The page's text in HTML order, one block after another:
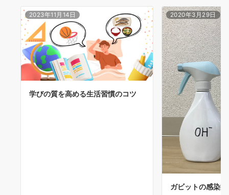
2023年11月14日
学びの質を高める生活習慣のコツ
2020年3月29日
ガビットの感染